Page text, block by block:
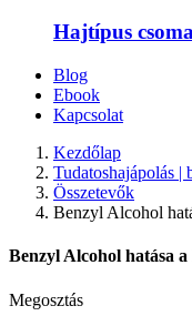
Hajtípus
Blog
Ebook
Kapcsolat
Kezdőlap
Tudatoshajápolás |
Összetevők
Benzyl Alcohol
Benzyl Alcohol hatása
Megosztás